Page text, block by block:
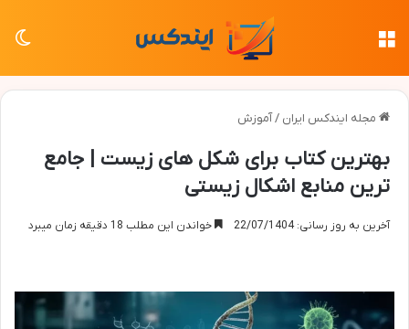
مجله ایندکس ایران /آموزش
بهترین کتاب برای شکل های زیست | جامع
ترین منابع اشکال زیستی
آخرین به روز رسانی: 22/07/1404 خواندن این مطلب 18 دقیقه زمان میبرد